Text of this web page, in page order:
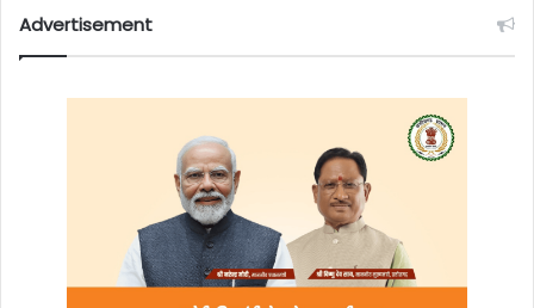
Advertisement